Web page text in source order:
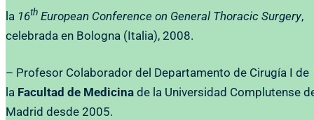
la 16th European Conference on General Thoracic Surgery,
celebrada en Bologna (Italia), 2008.
– Profesor Colaborador del Departamento de Cirugía I de
la Facultad de Medicina de la Universidad Complutense
Madrid desde 2005.